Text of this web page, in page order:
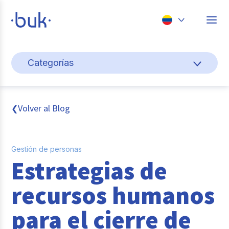
Perú
Categorías
Cultura y bienestar laboral
Gestión de personas
Pago de nómina
Buk
Transformación digital
Tendencias y Data
❮Volver al Blog
Gestión de personas
Estrategias de
recursos humanos
para el cierre de